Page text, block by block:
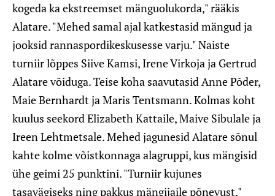
kogeda ka ekstreemset mänguolukorda," rääkis
Alatare. "Mehed samal ajal katkestasid mängud ja
jooksid rannaspordikeskusesse varju." Naiste
turniir lõppes Siive Kamsi, Irene Virkoja ja Gertrud
Alatare võiduga. Teise koha saavutasid Anne Põder,
Maie Bernhardt ja Maris Tentsmann. Kolmas koht
kuulus seekord Elizabeth Kattaile, Maive Sibulale ja
Ireen Lehtmetsale. Mehed jagunesid Alatare sõnul
kahte kolme võistkonnaga alagruppi, kus mängisid
ühe geimi 25 punktini. "Turniir kujunes
tasavägiseks ning pakkus mängijaile põnevust,"